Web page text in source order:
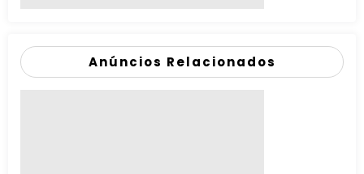
Anúncios Relacionados